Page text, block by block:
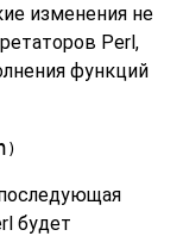
изменения не
Perl,
функций
)
будет